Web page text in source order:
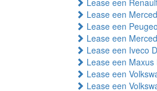
Lease een
Lease een
Lease een
Lease een
Lease een Iveco
Lease een Maxus
Lease een
Lease een